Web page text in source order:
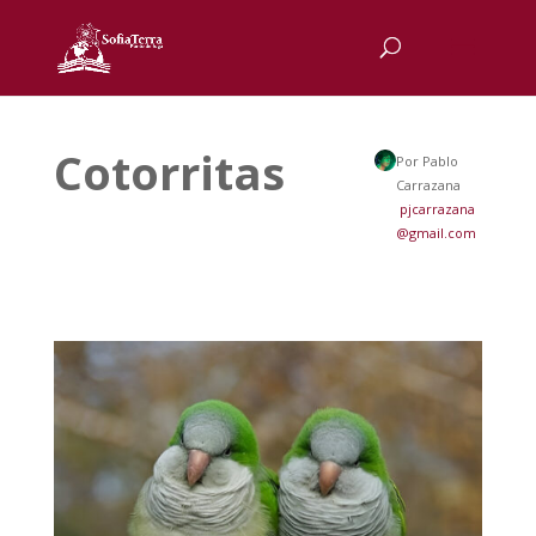
Cotorritas
Por Pablo
Carrazana
pjcarrazana
@gmail.com